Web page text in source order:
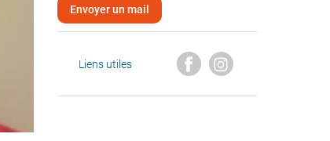
Envoyer un mail
Liens utiles